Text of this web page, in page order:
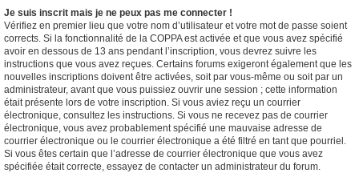
Je suis inscrit mais je ne peux pas me connecter !
Vérifiez en premier lieu que votre nom d’utilisateur et votre mot de passe soient
corrects. Si la fonctionnalité de la COPPA est activée et que vous avez spécifié
avoir en dessous de 13 ans pendant l’inscription, vous devrez suivre les
instructions que vous avez reçues. Certains forums exigeront également que les
nouvelles inscriptions doivent être activées, soit par vous-même ou soit par un
administrateur, avant que vous puissiez ouvrir une session ; cette information
était présente lors de votre inscription. Si vous aviez reçu un courrier
électronique, consultez les instructions. Si vous ne recevez pas de courrier
électronique, vous avez probablement spécifié une mauvaise adresse de
courrier électronique ou le courrier électronique a été filtré en tant que pourriel.
Si vous êtes certain que l’adresse de courrier électronique que vous avez
spécifiée était correcte, essayez de contacter un administrateur du forum.